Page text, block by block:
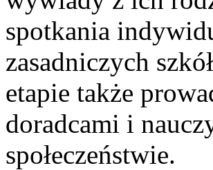
spotkania
zasadniczych
etapie także
doradcami i
społeczeństwie.